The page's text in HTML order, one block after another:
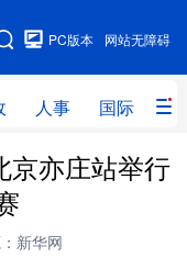
网站无障碍
PC版本
人事 国际 财
人事
线
亦庄站举行
新华网